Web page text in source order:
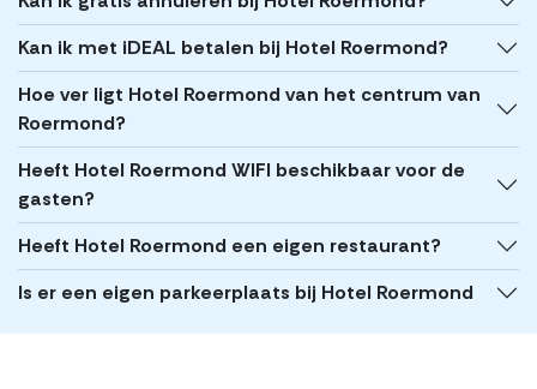
Kan ik met iDEAL betalen bij Hotel Roermond?
Hoe ver ligt Hotel Roermond van het centrum van
Roermond?
Heeft Hotel Roermond WIFI beschikbaar voor de
gasten?
Heeft Hotel Roermond een eigen restaurant?
Is er een eigen parkeerplaats bij Hotel Roermond